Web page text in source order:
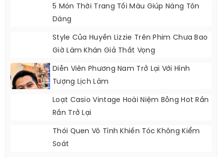
5 Món Thời Trang Tối Màu Giúp Nàng Tôn
Dáng
Style Của Huyền Lizzie Trên Phim Chưa Bao
Giờ Làm Khán Giả Thất Vọng
Diễn Viên Phương Nam Trở Lại Với Hình
Tượng Lịch Lãm
Loạt Casio Vintage Hoài Niệm Bỗng Hot Rần
Rần Trở Lại
Thói Quen Vô Tình Khiến Tóc Không Kiểm
Soát